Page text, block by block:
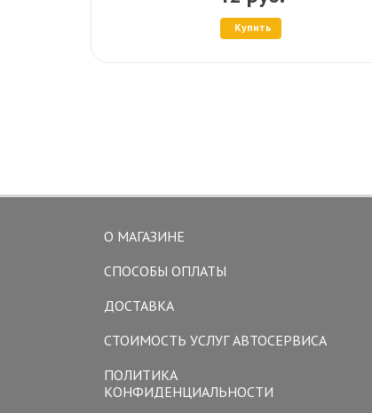
Купить
О МАГАЗИНЕ
СПОСОБЫ ОПЛАТЫ
ДОСТАВКА
СТОИМОСТЬ УСЛУГ АВТОСЕРВИСА
ПОЛИТИКА
КОНФИДЕНЦИАЛЬНОСТИ